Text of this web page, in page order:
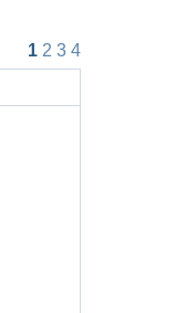
1 2 3 4